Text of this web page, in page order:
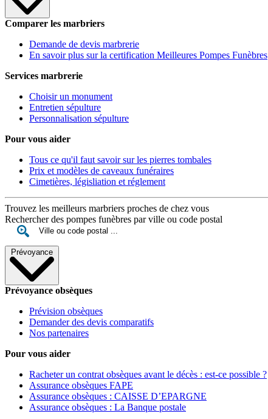
Comparer les marbriers
Demande de devis marbrerie
En savoir plus sur la certification Meilleures Pompes Funèbres
Services marbrerie
Choisir un monument
Entretien sépulture
Personnalisation sépulture
Pour vous aider
Tous ce qu'il faut savoir sur les pierres tombales
Prix et modèles de caveaux funéraires
Cimetières, législiation et réglement
Trouvez les meilleurs marbriers proches de chez vous
Rechercher des pompes funèbres par ville ou code postal
Prévoyance
Prévoyance obsèques
Prévision obsèques
Demander des devis comparatifs
Nos partenaires
Pour vous aider
Racheter un contrat obsèques avant le décès : est-ce possible ?
Assurance obsèques FAPE
Assurance obsèques : CAISSE D’EPARGNE
Assurance obsèques : La Banque postale